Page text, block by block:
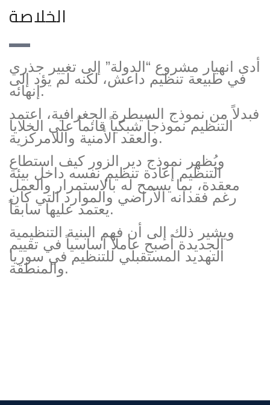
الخلاصة
أدى انهيار مشروع “الدولة” إلى تغيير جذري
في طبيعة تنظيم داعش، لكنه لم يؤد إلى
إنهائه.
فبدلاً من نموذج السيطرة الجغرافية، اعتمد
التنظيم نموذجاً شبكياً قائماً على الخلايا
والعقد الأمنية واللامركزية.
ويُظهر نموذج دير الزور كيف استطاع
التنظيم إعادة تنظيم نفسه داخل بيئة
معقدة، بما يسمح له بالاستمرار والعمل
رغم فقدانه الأراضي والموارد التي كان
يعتمد عليها سابقاً.
ويشير ذلك إلى أن فهم البنية التنظيمية
الجديدة أصبح عاملاً أساسياً في تقييم
التهديد المستقبلي للتنظيم في سوريا
والمنطقة.